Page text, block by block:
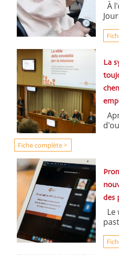
À
La
Fiche complète >
des
Le